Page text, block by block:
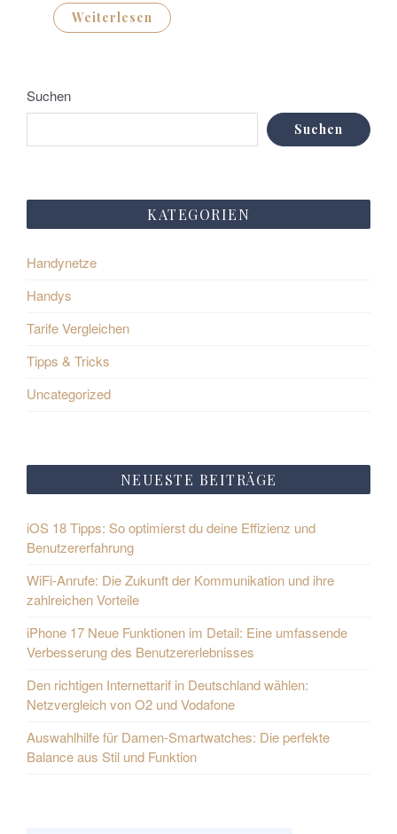
Weiterlesen
Suchen
Suchen
KATEGORIEN
Handynetze
Handys
Tarife Vergleichen
Tipps & Tricks
Uncategorized
NEUESTE BEITRÄGE
iOS 18 Tipps: So optimierst du deine Effizienz und
Benutzererfahrung
WiFi-Anrufe: Die Zukunft der Kommunikation und ihre
zahlreichen Vorteile
iPhone 17 Neue Funktionen im Detail: Eine umfassende
Verbesserung des Benutzererlebnisses
Den richtigen Internettarif in Deutschland wählen:
Netzvergleich von O2 und Vodafone
Auswahlhilfe für Damen-Smartwatches: Die perfekte
Balance aus Stil und Funktion